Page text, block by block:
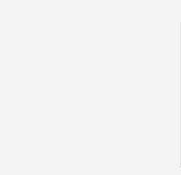
コンテンツです。
で紹介します。